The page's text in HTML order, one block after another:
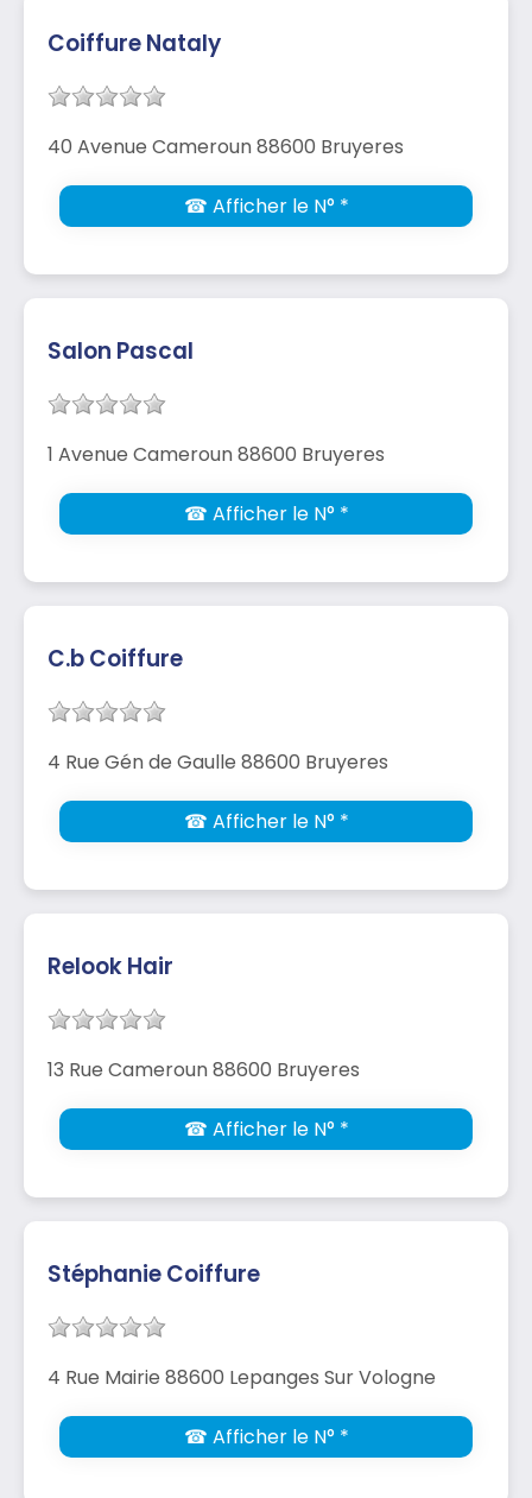
Coiffure Nataly
40 Avenue Cameroun 88600 Bruyeres
☎ Afficher le N° *
Salon Pascal
1 Avenue Cameroun 88600 Bruyeres
☎ Afficher le N° *
C.b Coiffure
4 Rue Gén de Gaulle 88600 Bruyeres
☎ Afficher le N° *
Relook Hair
13 Rue Cameroun 88600 Bruyeres
☎ Afficher le N° *
Stéphanie Coiffure
4 Rue Mairie 88600 Lepanges Sur Vologne
☎ Afficher le N° *